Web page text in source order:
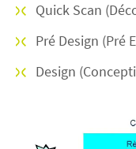
Quick Scan
Pré Design (Pré
Design